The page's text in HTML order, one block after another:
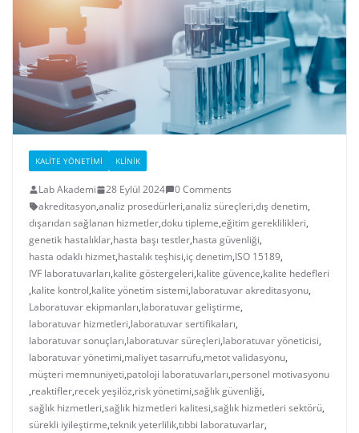
KALITE YÖNETIMI KLINIK
Lab Akademi 28 Eylül 2024
0 Comments
akreditasyon,analiz prosedürleri,analiz süreçleri,dış denetim,
dışarıdan sağlanan hizmetler,doku tipleme,eğitim gereklilikleri,
genetik hastalıklar,hasta başı testler,hasta güvenliği,
hasta odaklı hizmet,hastalık teşhisi,iç denetim,ISO 15189,
IVF laboratuvarları,kalite göstergeleri,kalite güvence,kalite hedefleri
,kalite kontrol,kalite yönetim sistemi,laboratuvar akreditasyonu,
Laboratuvar ekipmanları,laboratuvar geliştirme,
laboratuvar hizmetleri,laboratuvar sertifikaları,
laboratuvar sonuçları,laboratuvar süreçleri,laboratuvar yöneticisi,
laboratuvar yönetimi,maliyet tasarrufu,metot validasyonu,
müşteri memnuniyeti,patoloji laboratuvarları,personel motivasyonu
,reaktifler,recek yeşilöz,risk yönetimi,sağlık güvenliği,
sağlık hizmetleri,sağlık hizmetleri kalitesi,sağlık hizmetleri sektörü,
sürekli iyileştirme,teknik yeterlilik,tıbbi laboratuvarlar,